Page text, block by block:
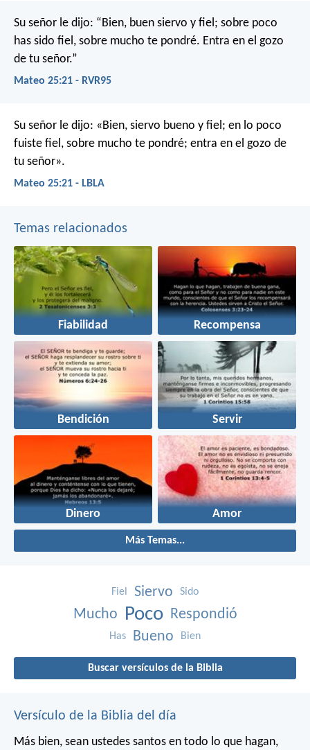
Su señor le dijo: “Bien, buen siervo y fiel; sobre poco
has sido fiel, sobre mucho te pondré. Entra en el gozo
de tu señor.”
Mateo 25:21 - RVR95
Su señor le dijo: «Bien, siervo bueno y fiel; en lo poco
fuiste fiel, sobre mucho te pondré; entra en el gozo de
tu señor».
Mateo 25:21 - LBLA
Temas relacionados
Fiabilidad Recompensa
Bendición Servir
Dinero Amor
Más Temas...
Fiel Siervo Sido
Mucho Poco Respondió
Has Bueno Bien
Buscar versículos de la Biblia
Versículo de la Biblia del día
Más bien, sean ustedes santos en todo lo que hagan,